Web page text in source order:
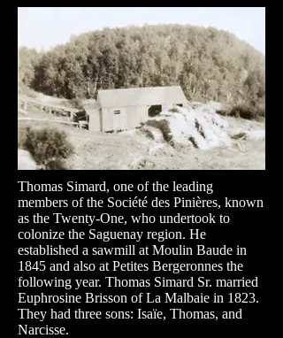
Thomas Simard, one of the leading
members of the Société des Pinières, known
as the Twenty-One, who undertook to
colonize the Saguenay region. He
established a sawmill at Moulin Baude in
1845 and also at Petites Bergeronnes the
following year. Thomas Simard Sr. married
Euphrosine Brisson of La Malbaie in 1823.
They had three sons: Isaïe, Thomas, and
Narcisse.